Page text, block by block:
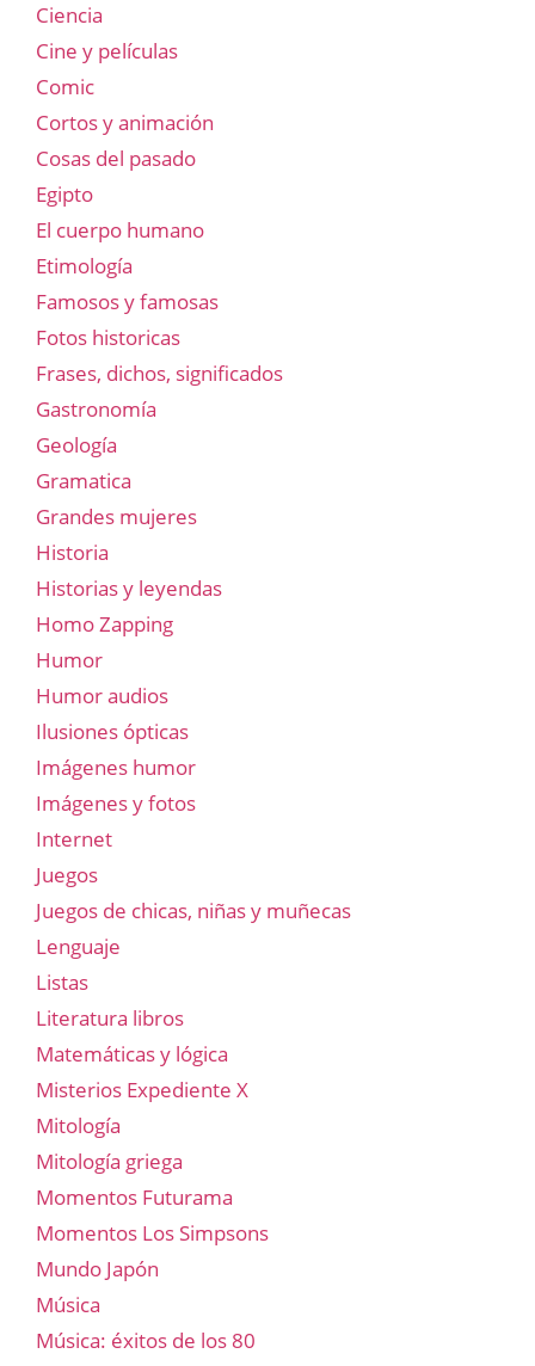
Ciencia
Cine y películas
Comic
Cortos y animación
Cosas del pasado
Egipto
El cuerpo humano
Etimología
Famosos y famosas
Fotos historicas
Frases, dichos, significados
Gastronomía
Geología
Gramatica
Grandes mujeres
Historia
Historias y leyendas
Homo Zapping
Humor
Humor audios
Ilusiones ópticas
Imágenes humor
Imágenes y fotos
Internet
Juegos
Juegos de chicas, niñas y muñecas
Lenguaje
Listas
Literatura libros
Matemáticas y lógica
Misterios Expediente X
Mitología
Mitología griega
Momentos Futurama
Momentos Los Simpsons
Mundo Japón
Música
Música: éxitos de los 80